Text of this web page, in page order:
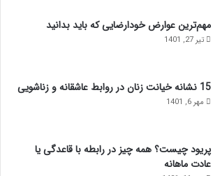
مهم‌ترین عوارض خودارضایی که باید بدانید
تیر 27, 1401
15 نشانه خیانت زنان در روابط عاشقانه و زناشویی
مهر 6, 1401
پریود چیست؟ همه چیز در رابطه با قاعدگی یا
عادت ماهانه